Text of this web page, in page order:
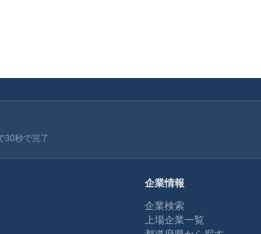
30秒で完了
企業情報
企業検索
上場企業一覧